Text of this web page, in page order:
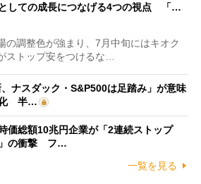
しての成長につなげる4つの視点 「…
調整色が強まり、7月中旬にはキオク
ストップ安をつけるな…
、ナスダック・S&P500は足踏み」が意味
化 半…
価総額10兆円企業が「2連続ストップ
」の衝撃 フ…
一覧を見る